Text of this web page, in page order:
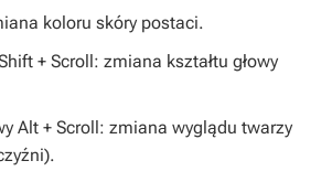
koloru skóry postaci.
+ Scroll: zmiana kształtu głowy
Alt + Scroll: zmiana wyglądu twarzy